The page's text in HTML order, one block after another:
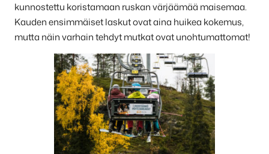
kunnostettu koristamaan ruskan värjäämää maisemaa.
Kauden ensimmäiset laskut ovat aina huikea kokemus,
mutta näin varhain tehdyt mutkat ovat unohtumattomat!